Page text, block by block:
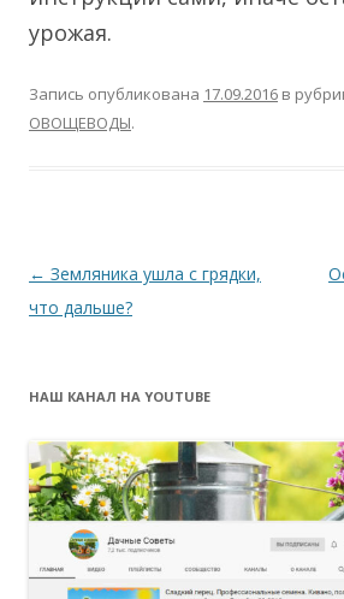
урожая.
Запись опубликована 17.09.2016 в
ОВОЩЕВОДЫ.
Навигация
по
← Земляника ушла с грядки,
что дальше?
НАШ КАНАЛ НА YOUTUBE